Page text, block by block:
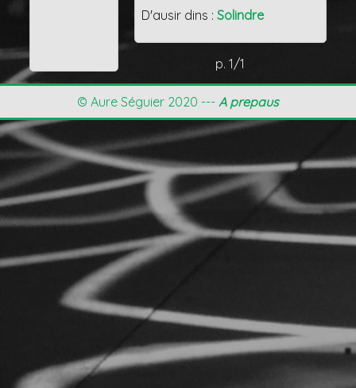
D'ausir dins :Solindre
p. 1/1
© Aure Séguier 2020 --- A prepaus